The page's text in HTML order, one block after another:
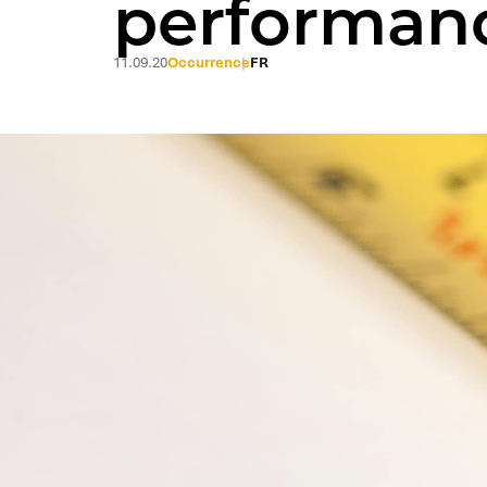
11.09.20OccurrenceFR